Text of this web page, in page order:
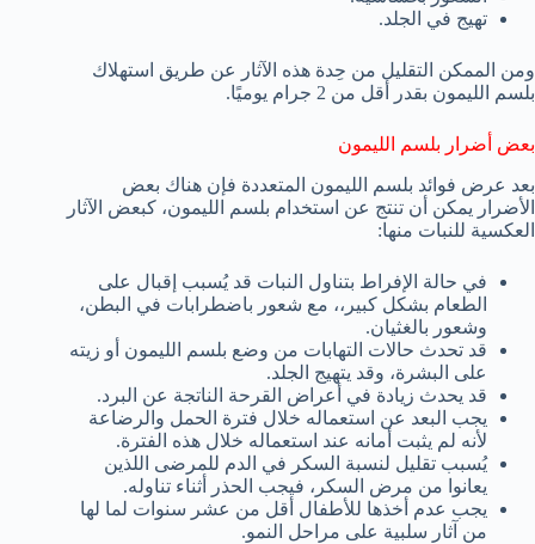
تهيج في الجلد.
ومن الممكن التقليل من حِدة هذه الآثار عن طريق استهلاك
بلسم الليمون بقدر أقل من 2 جرام يوميًا.
بعض أضرار بلسم الليمون
بعد عرض فوائد بلسم الليمون المتعددة فإن هناك بعض
الأضرار يمكن أن تنتج عن استخدام بلسم الليمون، كبعض الآثار
العكسية للنبات منها:
في حالة الإفراط بتناول النبات قد يُسبب إقبال على
الطعام بشكل كبير،، مع شعور باضطرابات في البطن،
وشعور بالغثيان.
قد تحدث حالات التهابات من وضع بلسم الليمون أو زيته
على البشرة، وقد يتهيج الجلد.
قد يحدث زيادة في أعراض القرحة الناتجة عن البرد.
يجب البعد عن استعماله خلال فترة الحمل والرضاعة
لأنه لم يثبت أمانه عند استعماله خلال هذه الفترة.
يُسبب تقليل لنسبة السكر في الدم للمرضى اللذين
يعانوا من مرض السكر، فيجب الحذر أثناء تناوله.
يجب عدم أخذها للأطفال أقل من عشر سنوات لما لها
من آثار سلبية على مراحل النمو.